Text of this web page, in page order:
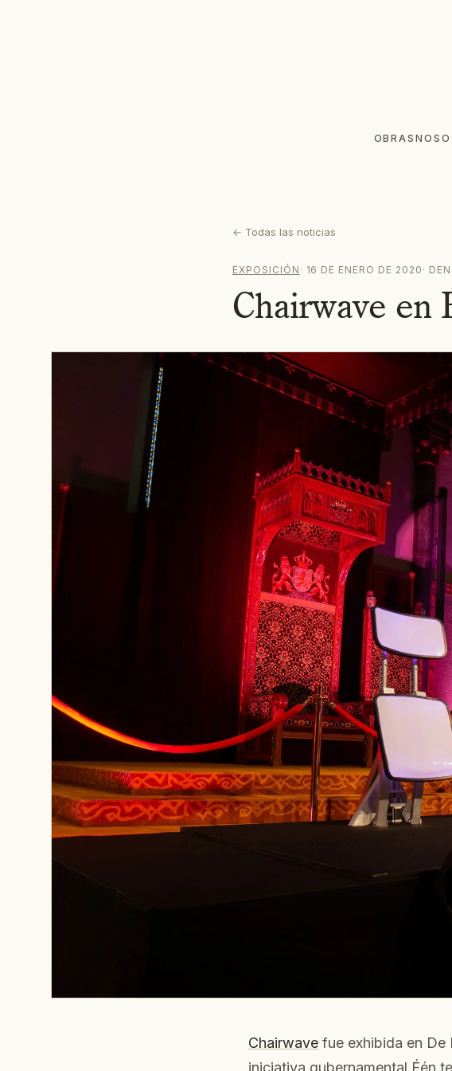
OBRAS
← Todas las noticias
EXPOSICIÓN · 16 DE ENERO DE 2020 ·
Chairwave en
Chairwave fue exhibida en De
iniciativa gubernamental Één